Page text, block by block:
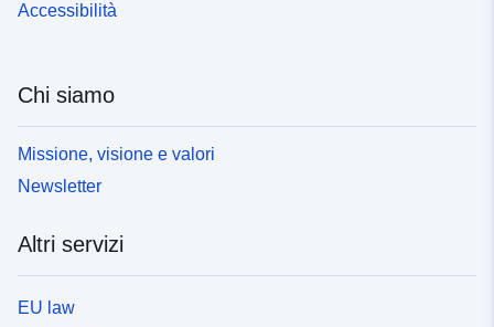
Accessibilità
Chi siamo
Missione, visione e valori
Newsletter
Altri servizi
EU law